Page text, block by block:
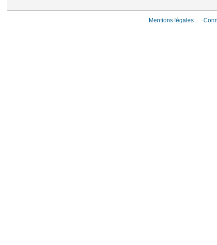
Mentions légales